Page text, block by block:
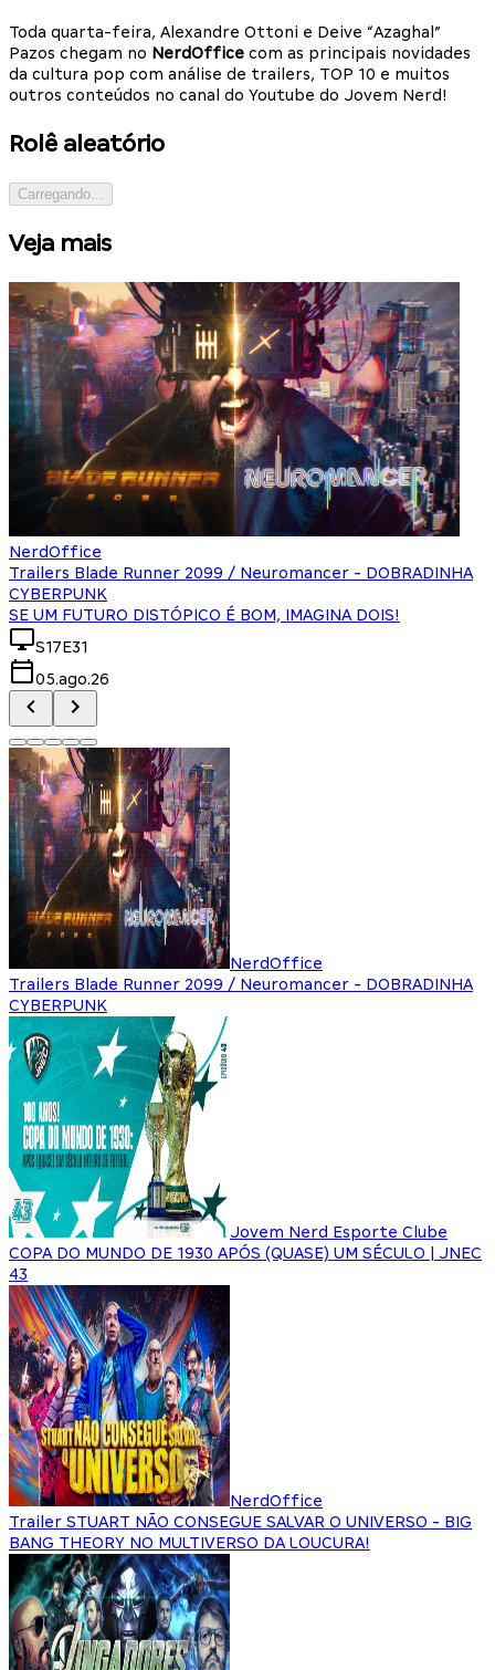
Toda quarta-feira, Alexandre Ottoni e Deive “Azaghal”
Pazos chegam no NerdOffice com as principais novidades
da cultura pop com análise de trailers, TOP 10 e muitos
outros conteúdos no canal do Youtube do Jovem Nerd!
Rolê aleatório
Carregando...
Veja mais
NerdOffice
Trailers Blade Runner 2099 / Neuromancer - DOBRADINHA
CYBERPUNK
SE UM FUTURO DISTÓPICO É BOM, IMAGINA DOIS!
S17E31
05.ago.26
NerdOffice
Trailers Blade Runner 2099 / Neuromancer - DOBRADINHA
CYBERPUNK
Jovem Nerd Esporte Clube
COPA DO MUNDO DE 1930 APÓS (QUASE) UM SÉCULO | JNEC
43
NerdOffice
Trailer STUART NÃO CONSEGUE SALVAR O UNIVERSO - BIG
BANG THEORY NO MULTIVERSO DA LOUCURA!